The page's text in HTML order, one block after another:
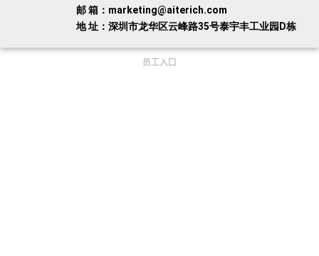
邮 箱：marketing@aiterich.com
地 址：深圳市龙华区云峰路35号泰宇丰工业园D栋
员工入口